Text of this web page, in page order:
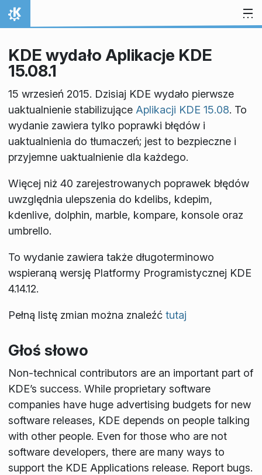
Przejdź to treści
Strona domowa
KDE wydało Aplikacje KDE
15.08.1
15 wrzesień 2015. Dzisiaj KDE wydało pierwsze
uaktualnienie stabilizujące Aplikacji KDE 15.08. To
wydanie zawiera tylko poprawki błędów i
uaktualnienia do tłumaczeń; jest to bezpieczne i
przyjemne uaktualnienie dla każdego.
Więcej niż 40 zarejestrowanych poprawek błędów
uwzględnia ulepszenia do kdelibs, kdepim,
kdenlive, dolphin, marble, kompare, konsole oraz
umbrello.
To wydanie zawiera także długoterminowo
wspieraną wersję Platformy Programistycznej KDE
4.14.12.
Pełną listę zmian można znaleźć tutaj
Głoś słowo
Non-technical contributors are an important part of
KDE’s success. While proprietary software
companies have huge advertising budgets for new
software releases, KDE depends on people talking
with other people. Even for those who are not
software developers, there are many ways to
support the KDE Applications release. Report bugs.